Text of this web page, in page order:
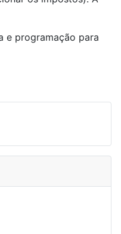
e programação para